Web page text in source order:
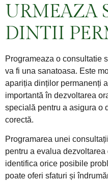
URMEAZA
DINTII
Programeaza o consultatie
va fi una sanatoasa. Este
apariția dinților permanenți
importantă în dezvoltarea
specială pentru a asigura o
corectă.
Programarea unei
pentru a evalua
identifica orice posibile
poate oferi sfaturi și